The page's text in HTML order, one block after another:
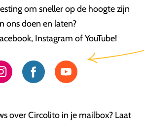
om sneller op de hoogte zijn
ons doen en laten?
Instagram of YouTube!
over Circolito in je mailbox? Laat